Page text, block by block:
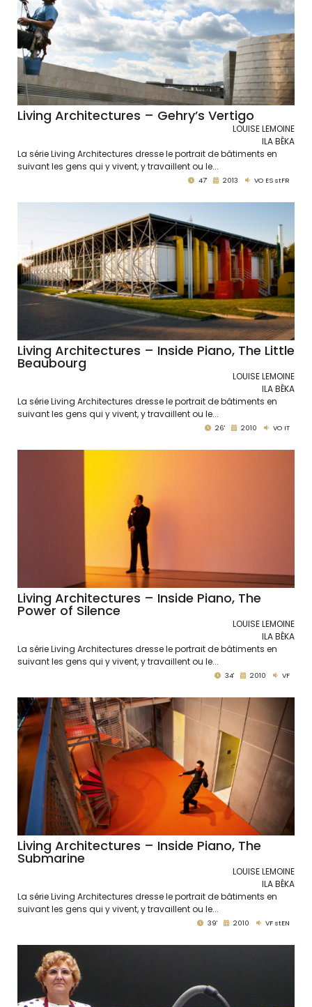
Living Architectures – Gehry’s Vertigo
LOUISE LEMOINE
ILA BÊKA
La série Living Architectures dresse le portrait de bâtiments en
suivant les gens qui y vivent, y travaillent ou le...
47' 2013 VO ES stFR
Living Architectures – Inside Piano, The Little
Beaubourg
LOUISE LEMOINE
ILA BÊKA
La série Living Architectures dresse le portrait de bâtiments en
suivant les gens qui y vivent, y travaillent ou le...
26' 2010 VO IT
Living Architectures – Inside Piano, The
Power of Silence
LOUISE LEMOINE
ILA BÊKA
La série Living Architectures dresse le portrait de bâtiments en
suivant les gens qui y vivent, y travaillent ou le...
34' 2010 VF
Living Architectures – Inside Piano, The
Submarine
LOUISE LEMOINE
ILA BÊKA
La série Living Architectures dresse le portrait de bâtiments en
suivant les gens qui y vivent, y travaillent ou le...
39' 2010 VF stEN